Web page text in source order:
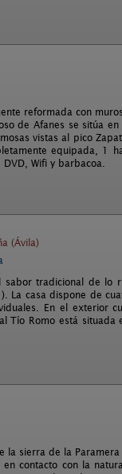
reformada con
de Afanes se sitúa
vistas al pico
equipada, 1
Wifi y barbacoa.
(Ávila)
tradicional de lo
La casa dispone de
En el exterior
Romo está situada
sierra de la
contacto con la